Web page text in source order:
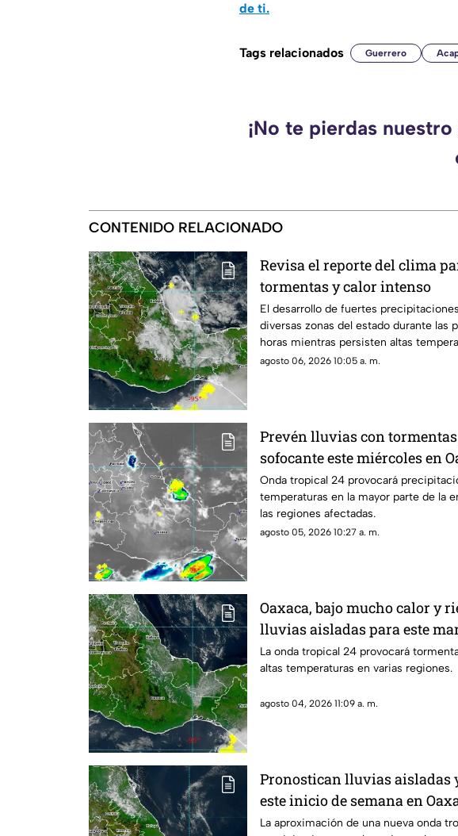
de ti.
Tags relacionados Guerrero
¡No te pierdas
CONTENIDO RELACIONADO
Revisa el reporte del clima
tormentas y calor intenso
El desarrollo de fuertes
diversas zonas del estado durante las
horas mientras persisten altas
agosto 06, 2026 10:05 a. m.
Prevén lluvias con
sofocante este miércoles en
Onda tropical 24 provocará
temperaturas en la mayor parte de la
las regiones afectadas.
agosto 05, 2026 10:27 a. m.
Oaxaca, bajo mucho calor y
lluvias aisladas para este
La onda tropical 24 provocará
altas temperaturas en varias regiones.
agosto 04, 2026 11:09 a. m.
Pronostican lluvias aisladas
este inicio de semana en
La aproximación de una nueva onda